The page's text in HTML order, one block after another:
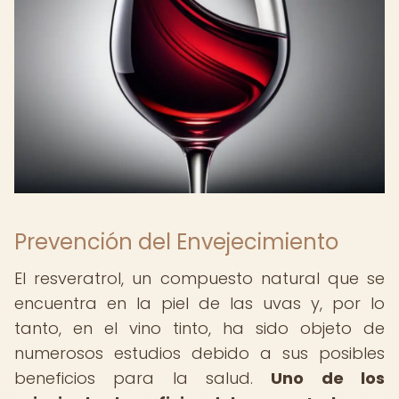
Prevención del Envejecimiento
El resveratrol, un compuesto natural que se
encuentra en la piel de las uvas y, por lo
tanto, en el vino tinto, ha sido objeto de
numerosos estudios debido a sus posibles
beneficios para la salud. Uno de los